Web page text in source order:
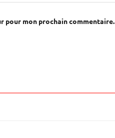
pour mon prochain commentaire.